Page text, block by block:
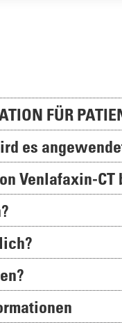
FÜR
es
Venlafaxin-CT